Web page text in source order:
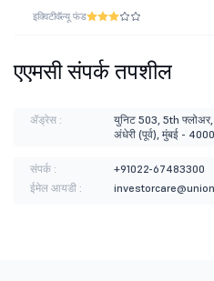
इक्विटीवॅल्यू फंड
एएमसी संपर्क तपशील
ॲड्रेस :
युनिट 503, 5th फ्लोअर,
अंधेरी (पूर्व), मुंबई -
संपर्क :
+91022-67483300
ईमेल आयडी :